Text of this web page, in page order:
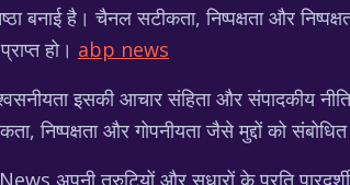
बनाई है। चैनल सटीकता, निष्पक्षता और
हो। abp news
इसकी आचार संहिता और संपादकीय
निष्पक्षता और गोपनीयता जैसे मुद्दों को
अपनी त्रुटियों और सुधारों के प्रति